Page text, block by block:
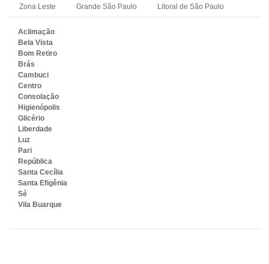
Zona Leste Grande São Paulo Litoral de São Paulo
Aclimação
Bela Vista
Bom Retiro
Brás
Cambuci
Centro
Consolação
Higienópolis
Glicério
Liberdade
Luz
Pari
República
Santa Cecília
Santa Efigênia
Sé
Vila Buarque